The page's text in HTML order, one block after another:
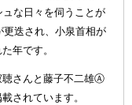
な日々を伺うことが
更迭され、小泉首相が
年です。
聴さんと藤子不二雄Ⓐ
されています。